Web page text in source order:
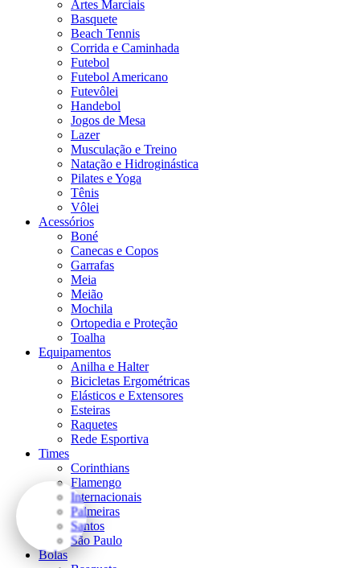
Artes Marciais
Basquete
Beach Tennis
Corrida e Caminhada
Futebol
Futebol Americano
Futevôlei
Handebol
Jogos de Mesa
Lazer
Musculação e Treino
Natação e Hidroginástica
Pilates e Yoga
Tênis
Vôlei
Acessórios
Boné
Canecas e Copos
Garrafas
Meia
Meião
Mochila
Ortopedia e Proteção
Toalha
Equipamentos
Anilha e Halter
Bicicletas Ergométricas
Elásticos e Extensores
Esteiras
Raquetes
Rede Esportiva
Times
Corinthians
Flamengo
Internacionais
Palmeiras
Santos
São Paulo
Bolas